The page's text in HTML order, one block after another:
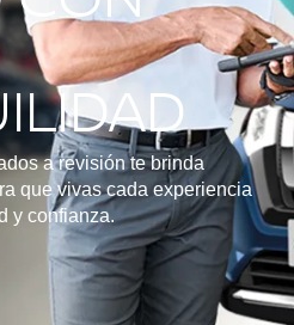
a revisión te brinda
que vivas cada experiencia
y confianza.